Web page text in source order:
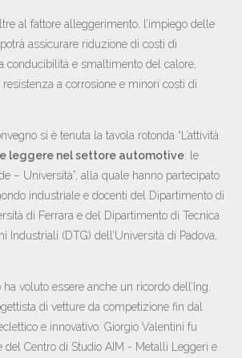
al fattore alleggerimento, l’impiego delle
potrà assicurare riduzione di costi di
conducibilità e smaltimento del calore,
a corrosione e minori costi di
si è tenuta la tavola rotonda “L’attività
leggere nel settore automotive: le
– Università”, alla quale hanno partecipato
industriale e docenti del Dipartimento di
di Ferrara e del Dipartimento di Tecnica
Industriali (DTG) dell’Università di Padova,
ha voluto essere anche un ricordo dell’Ing.
di vetture da competizione fin dal
e innovativo. Giorgio Valentini fu
del Centro di Studio AIM - Metalli Leggeri e